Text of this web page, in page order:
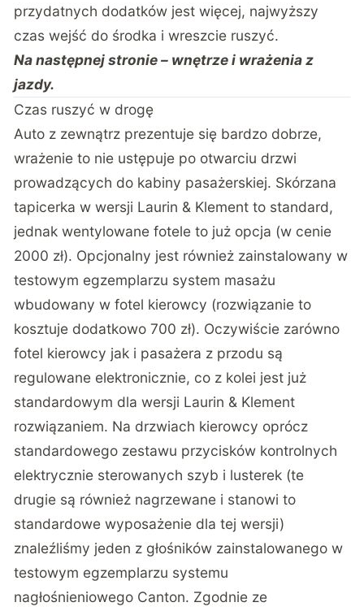
przydatnych dodatków jest więcej, najwyższy
czas wejść do środka i wreszcie ruszyć.
Na następnej stronie – wnętrze i wrażenia z
jazdy.
Czas ruszyć w drogę
Auto z zewnątrz prezentuje się bardzo dobrze,
wrażenie to nie ustępuje po otwarciu drzwi
prowadzących do kabiny pasażerskiej. Skórzana
tapicerka w wersji Laurin & Klement to standard,
jednak wentylowane fotele to już opcja (w cenie
2000 zł). Opcjonalny jest również zainstalowany w
testowym egzemplarzu system masażu
wbudowany w fotel kierowcy (rozwiązanie to
kosztuje dodatkowo 700 zł). Oczywiście zarówno
fotel kierowcy jak i pasażera z przodu są
regulowane elektronicznie, co z kolei jest już
standardowym dla wersji Laurin & Klement
rozwiązaniem. Na drzwiach kierowcy oprócz
standardowego zestawu przycisków kontrolnych
elektrycznie sterowanych szyb i lusterek (te
drugie są również nagrzewane i stanowi to
standardowe wyposażenie dla tej wersji)
znaleźliśmy jeden z głośników zainstalowanego w
testowym egzemplarzu systemu
nagłośnieniowego Canton. Zgodnie ze